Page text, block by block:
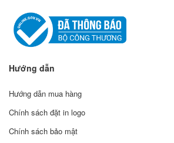
Hướng dẫn
Hướng dẫn mua hàng
Chính sách đặt in logo
Chính sách bảo mật